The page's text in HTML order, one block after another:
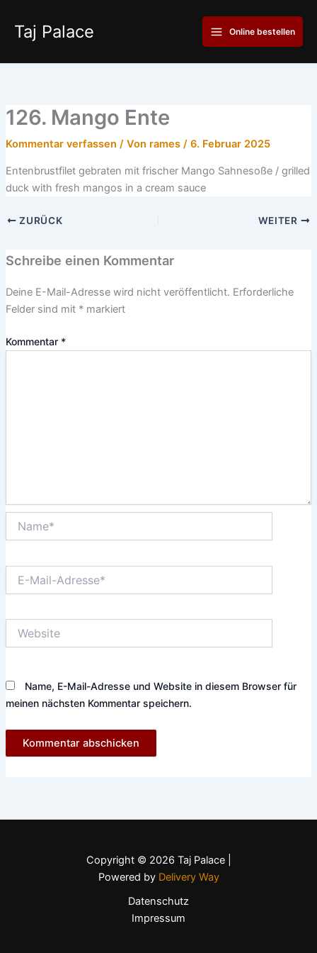
Inhalt
springen
Taj Palace
Main
Menu
Online bestellen
126. Mango Ente
Kommentar verfassen / Von rames / 6. Februar 2025
Entenbrustfilet gebraten mit frischer Mango Sahnesoße / grilled
duck with fresh mangos in a cream sauce
ZURÜCK WEITER
Schreibe einen Kommentar
Deine E-Mail-Adresse wird nicht veröffentlicht. Erforderliche
Felder sind mit *markiert
Kommentar *
Mail-
Name, E-Mail-Adresse und Website in diesem Browser für
meinen nächsten Kommentar speichern.
Copyright © 2026 Taj Palace |
Powered by Delivery Way
Datenschutz
Impressum